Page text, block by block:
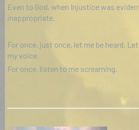
Even to God, when Injustice was
inappropriate.
For once, just once, let me be heard.
my voice.
For once, listen to me screaming.